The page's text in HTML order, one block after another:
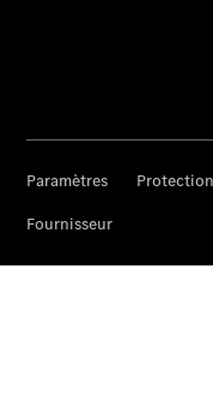
Interlocuteur
horaires